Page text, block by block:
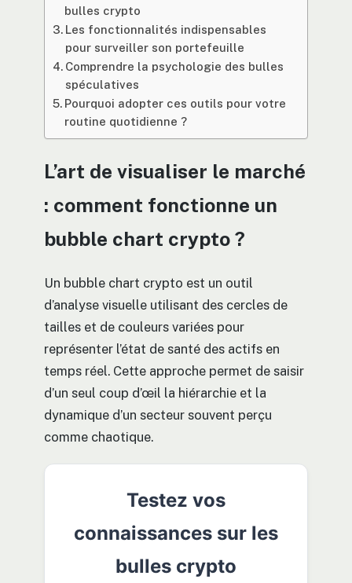
bulles crypto
Les fonctionnalités indispensables
pour surveiller son portefeuille
Comprendre la psychologie des bulles
spéculatives
Pourquoi adopter ces outils pour votre
routine quotidienne ?
L’art de visualiser le marché
: comment fonctionne un
bubble chart crypto ?
Un bubble chart crypto est un outil
d’analyse visuelle utilisant des cercles de
tailles et de couleurs variées pour
représenter l’état de santé des actifs en
temps réel. Cette approche permet de saisir
d’un seul coup d’œil la hiérarchie et la
dynamique d’un secteur souvent perçu
comme chaotique.
Testez vos
connaissances sur les
bulles crypto